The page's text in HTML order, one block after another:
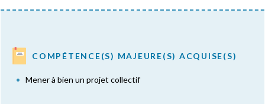
COMPÉTENCE(S) MAJEURE(S) ACQUISE(S)
Mener à bien un projet collectif